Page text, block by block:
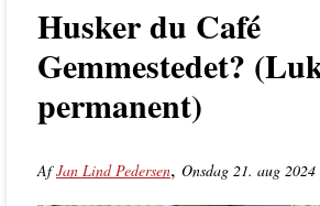
Husker du Café
Gemmestedet?
permanent)
AfJan Lind Pedersen, Onsdag 21. aug